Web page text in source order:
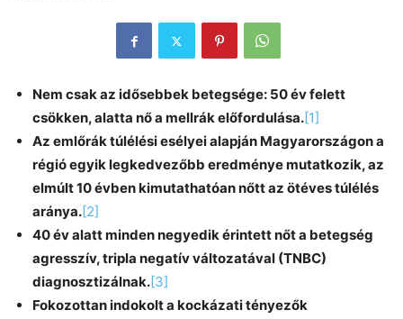
Nem csak az idősebbek betegsége: 50 év felett
csökken, alatta nő a mellrák előfordulása.[1]
Az emlőrák túlélési esélyei alapján Magyarországon a
régió egyik legkedvezőbb eredménye mutatkozik, az
elmúlt 10 évben kimutathatóan nőtt az ötéves túlélés
aránya.[2]
40 év alatt minden negyedik érintett nőt a betegség
agresszív, tripla negatív változatával (TNBC)
diagnosztizálnak.[3]
Fokozottan indokolt a kockázati tényezők